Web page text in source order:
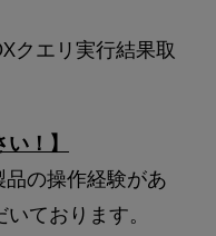
クエリ実行結果取
！】
の操作経験があ
ております。